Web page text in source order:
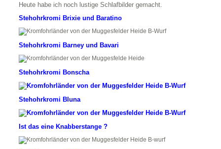
Heute habe ich noch lustige Schlafbilder gemacht.
Stehohrkromi Brixie und Baratino
Stehohrkromi Barney und Bavari
Stehohrkromi Bonscha
Stehohrkromi Bluna
Ist das eine Knabberstange ?